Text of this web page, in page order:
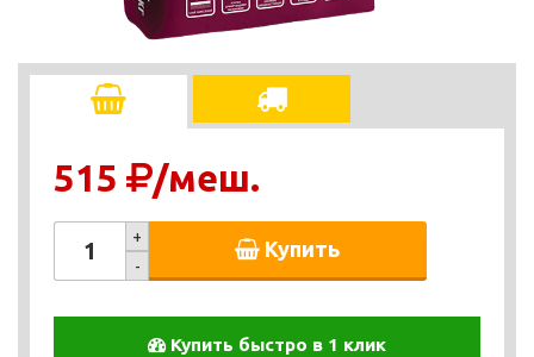
515 /меш.
+
-
Купить
Купить быстро в 1 клик